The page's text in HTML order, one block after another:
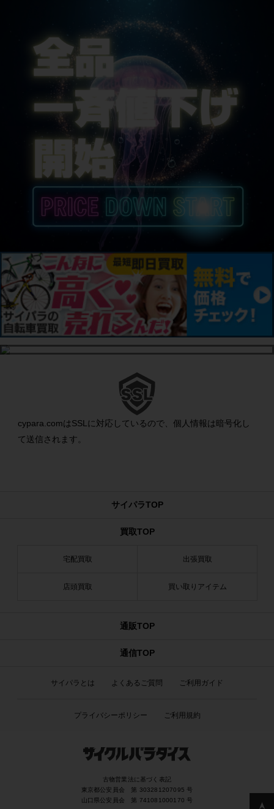
cypara.comはSSLに対応しているので、個人情報は暗号化し
て送信されます。
サイパラTOP
買取TOP
宅配買取 出張買取
店頭買取 買い取りアイテム
通販TOP
通信TOP
サイパラとは よくあるご質問 ご利用ガイド
プライバシーポリシー ご利用規約
古物営業法に基づく表記
東京都公安員会 第 303281207095 号
山口県公安員会 第 741081000170 号